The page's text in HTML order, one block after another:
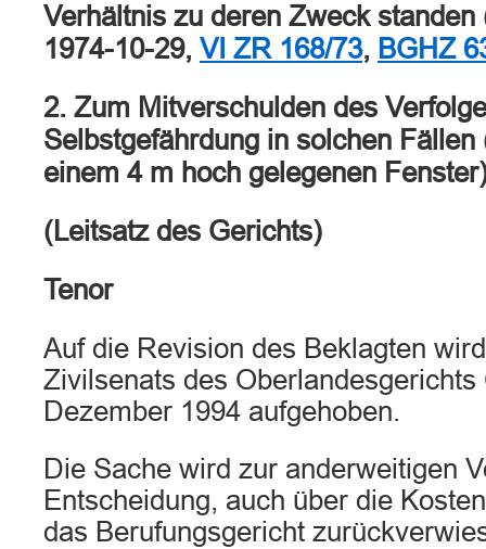
Verhältnis zu deren Zweck
1974-10-29, VI ZR 168/73, BGHZ
2. Zum Mitverschulden des
Selbstgefährdung in solchen
einem 4 m hoch gelegenen
(Leitsatz des Gerichts)
Tenor
Auf die Revision des Beklagten
Zivilsenats des
Dezember 1994 aufgehoben.
Die Sache wird zur anderweitigen
Entscheidung, auch über die
das Berufungsgericht